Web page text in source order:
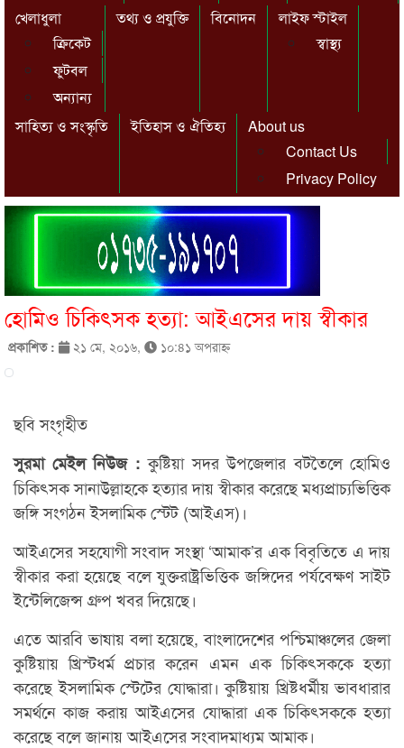
খেলাধুলা
ক্রিকেট
ফুটবল
অন্যান্য
তথ্য ও প্রযুক্তি বিনোদন
লাইফ স্টাইল
স্বাস্থ্য
সাহিত্য ও সংস্কৃতি ইতিহাস ও ঐতিহ্য
About us
Contact Us
Privacy Policy
হোমিও চিকিৎসক হত্যা: আইএসের দায় স্বীকার
প্রকাশিত : ২১ মে, ২০১৬, ১০:৪১ অপরাহ্ণ
ছবি সংগৃহীত
সুরমা মেইল নিউজ : কুষ্টিয়া সদর উপজেলার বটতৈলে হোমিও
চিকিৎসক সানাউল্লাহকে হত্যার দায় স্বীকার করেছে মধ্যপ্রাচ্যভিত্তিক
জঙ্গি সংগঠন ইসলামিক স্টেট (আইএস)।
আইএসের সহযোগী সংবাদ সংস্থা ‘আমাক’র এক বিবৃতিতে এ দায়
স্বীকার করা হয়েছে বলে যুক্তরাষ্ট্রভিত্তিক জঙ্গিদের পর্যবেক্ষণ সাইট
ইন্টেলিজেন্স গ্রুপ খবর দিয়েছে।
এতে আরবি ভাষায় বলা হয়েছে, বাংলাদেশের পশ্চিমাঞ্চলের জেলা
কুষ্টিয়ায় খ্রিস্টধর্ম প্রচার করেন এমন এক চিকিৎসককে হত্যা
করেছে ইসলামিক স্টেটের যোদ্ধারা। কুষ্টিয়ায় খ্রিষ্টধর্মীয় ভাবধারার
সমর্থনে কাজ করায় আইএসের যোদ্ধারা এক চিকিৎসককে হত্যা
করেছে বলে জানায় আইএসের সংবাদমাধ্যম আমাক।